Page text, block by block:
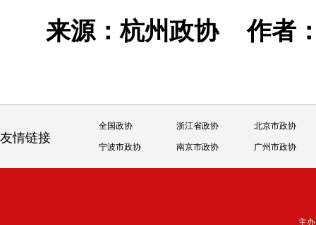
来源：杭州政协作者
友情链接
全国政协 浙江省政协 北京市政协
宁波市政协 南京市政协 广州市政协
主